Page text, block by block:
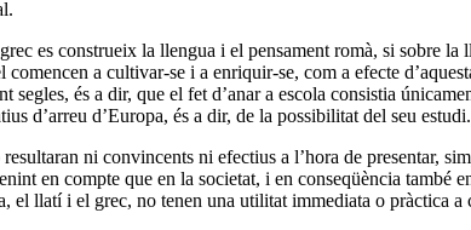
es construeix la llengua i el pensament romà, si sobre
a cultivar-se i a enriquir-se, com a efecte
segles, és a dir, que el fet d’anar a escola consistia
d’arreu d’Europa, és a dir, de la possibilitat del seu estudi.
ni convincents ni efectius a l’hora de presentar,
en compte que en la societat, i en conseqüència també
el llatí i el grec, no tenen una utilitat immediata o pràctica a